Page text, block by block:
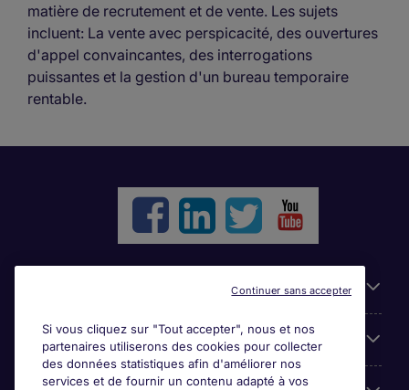
matière de recrutement et de vente. Les sujets
incluent: La vente avec perspicacité, des ouvertures
d'appel convaincantes, des interrogations
puissantes et la gestion d'un bureau temporaire
rentable.
Parcourir nos offres
Si vous cliquez sur "Tout accepter", nous et nos
partenaires utiliserons des cookies pour collecter
des données statistiques afin d'améliorer nos
services et de fournir un contenu adapté à vos
Continuer sans accepter